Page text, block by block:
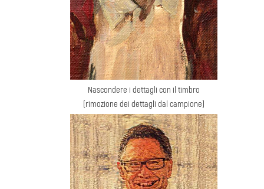
Nascondere i dettagli con il timbro
(rimozione dei dettagli dal campione)